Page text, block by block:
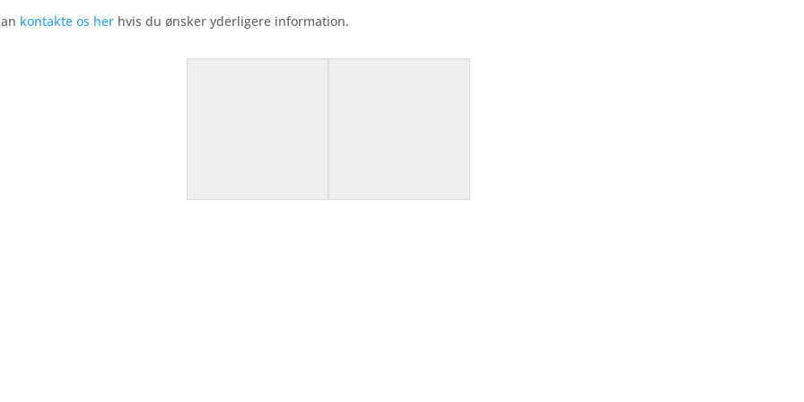
kontakte os herhvis du ønsker yderligere information.